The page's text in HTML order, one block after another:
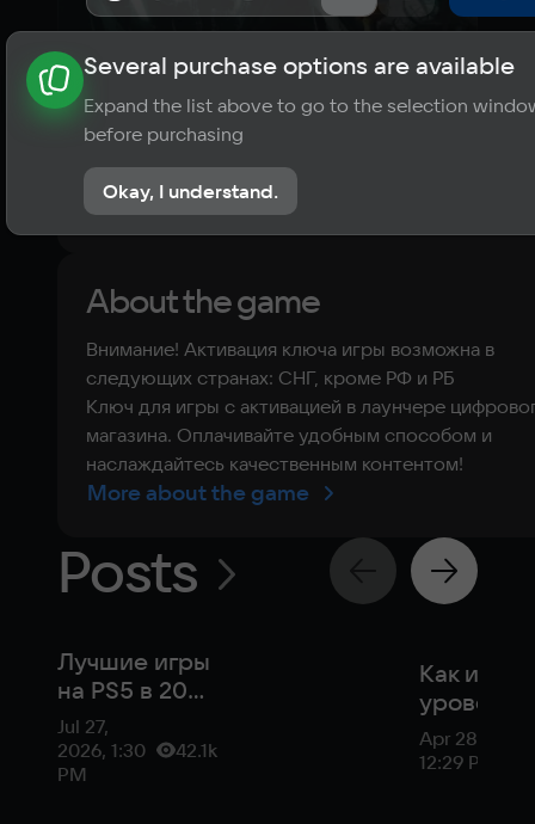
About the game News Publications
? Player ratings
No reviews
About the game
Внимание! Активация ключа игры возможна в
следующих странах: СНГ, кроме РФ и РБ
Ключ для игры с активацией в лаунчере
магазина. Оплачивайте удобным способом и
наслаждайтесь качественным контентом!
More about the game
Posts
Лучшие игры
на PS5 в 2026
году
Jul 27,
2026, 1:30
PM
42.1k
Как
уровень
Saros
Apr 28,
12:29 PM
Several purchase options are available
Expand the list above to go to the selection
before purchasing
Okay, I understand.